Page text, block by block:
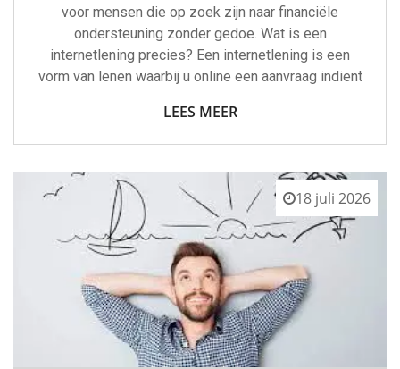
voor mensen die op zoek zijn naar financiële
ondersteuning zonder gedoe. Wat is een
internetlening precies? Een internetlening is een
vorm van lenen waarbij u online een aanvraag indient
LEES MEER
18 juli 2026